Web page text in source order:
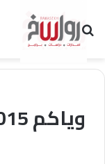
بحث عن